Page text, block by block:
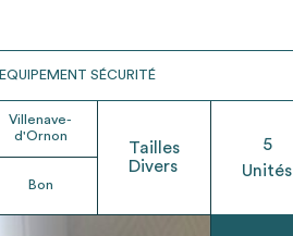
EQUIPEMENT SÉCURITÉ
Villenave-
d'Ornon
Bon
Tailles
Divers
5
Unités